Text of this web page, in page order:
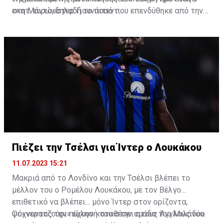
στη Μάντσεστερ Γιουνάιτεντ.
εκατ. ευρώ, δηλαδή το ποσό που επενδύθηκε από την
Μπορούσια Μενχεγκλάντμπαχ.
Πιέζει την Τσέλσι για Ίντερ ο Λουκάκου
11.07.2023 15:21
Μακριά από το Λονδίνο και την Τσέλσι βλέπει το
μέλλον του ο Ρομέλου Λουκάκου, με τον Βέλγο
επιθετικό να βλέπει… μόνο Ίντερ στον ορίζοντα,
ψάχνοντας την πώλησή του στην ομάδα του Μιλάνου.
Οι «νερατζούρι» έχουν καταθέσει στους Άγγλους δύο